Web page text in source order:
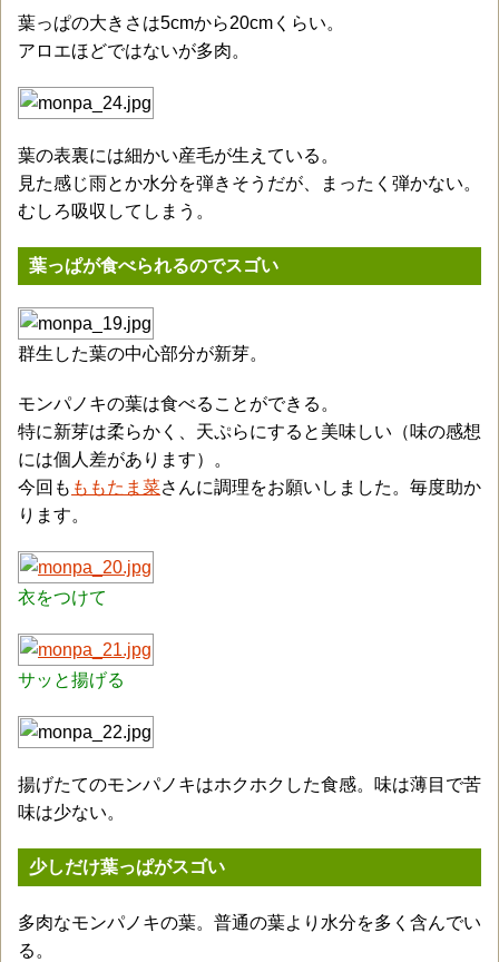
葉っぱの大きさは5cmから20cmくらい。
アロエほどではないが多肉。
葉の表裏には細かい産毛が生えている。
見た感じ雨とか水分を弾きそうだが、まったく弾かない。
むしろ吸収してしまう。
葉っぱが食べられるのでスゴい
群生した葉の中心部分が新芽。
モンパノキの葉は食べることができる。
特に新芽は柔らかく、天ぷらにすると美味しい（味の感想
には個人差があります）。
今回も ももたま菜さんに調理をお願いしました。毎度助か
ります。
衣をつけて
サッと揚げる
揚げたてのモンパノキはホクホクした食感。味は薄目で苦
味は少ない。
少しだけ葉っぱがスゴい
多肉なモンパノキの葉。普通の葉より水分を多く含んでい
る。